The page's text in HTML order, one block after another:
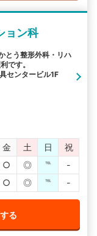
ョン科
とう整形外科・リハ
です。
センタービル1F
金 土 日
祝
○ ◎ ℡
-
○ ◎ ℡ -
る